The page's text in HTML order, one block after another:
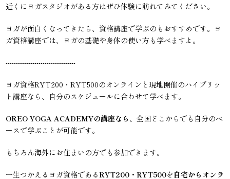
近くにヨガスタジオがある方はぜひ体験に訪れてみてください。
ヨガが面白くなってきたら、資格講座で学ぶのもおすすめです。ヨ
ガ資格講座では、ヨガの基礎や身体の使い方も学べますよ。
----------------------------------
ヨガ資格RYT200・RYT500のオンラインと現地開催のハイブリッ
ト講座なら、自分のスケジュールに合わせて学べます。
OREO YOGA ACADEMYの講座なら、全国どこからでも自分のペ
ースで学ぶことが可能です。
もちろん海外にお住まいの方でも参加できます。
一生つかえるヨガ資格であるRYT200・RYT500を 自宅からオンラ